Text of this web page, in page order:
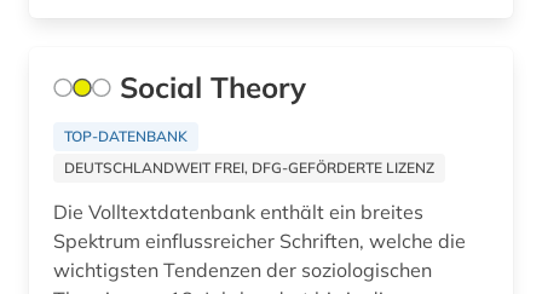
adventisten (1)
aerospace (1)
aesopus (1)
afanasij a. (1)
Slowenien (31)
Spanien (93)
Suedasien (26)
Suedostasien (25)
Suedosteuropa (45)
Social Theory
TOP-DATENBANK
DEUTSCHLANDWEIT FREI, DFG-GEFÖRDERTE LIZENZ
Die Volltextdatenbank enthält ein breites
Spektrum einflussreicher Schriften, welche die
wichtigsten Tendenzen der soziologischen